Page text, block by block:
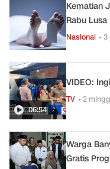
Kematian
Rabu Lusa
Nasional •
06:54
VIDEO:
TV • 2
Warga
Gratis